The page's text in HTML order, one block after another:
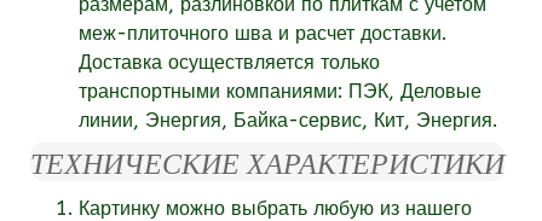
меж-плиточного шва и расчет доставки.
Доставка осуществляется только
транспортными компаниями: ПЭК, Деловые
линии, Энергия, Байка-сервис, Кит, Энергия.
ТЕХНИЧЕСКИЕ ХАРАКТЕРИСТИКИ
Картинку можно выбрать любую из нашего